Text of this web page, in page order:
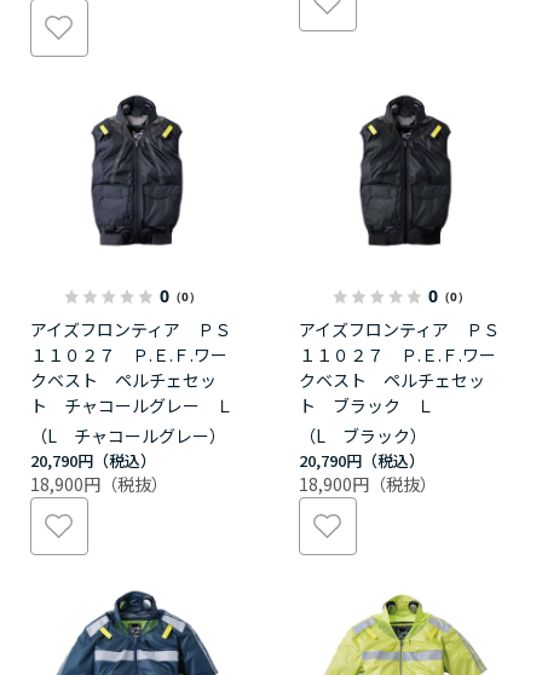
0 （0）
アイズフロンティア ＰＳ
１１０２７ Ｐ.Ｅ.Ｆ.ワー
クベスト ペルチェセッ
ト チャコールグレー Ｌ
（L チャコールグレー）
20,790円
18,900円
0（0）
アイズフロンティア ＰＳ
１１０２７ Ｐ.Ｅ.Ｆ.ワー
クベスト ペルチェセッ
ト ブラック Ｌ
（L ブラック）
20,790円
18,900円